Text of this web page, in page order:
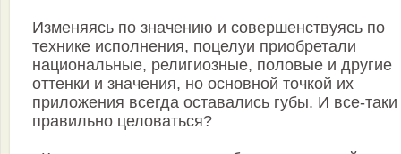
Изменяясь по значению и совершенствуясь по
технике исполнения, поцелуи приобретали
национальные, религиозные, половые и другие
оттенки и значения, но основной точкой их
приложения всегда оставались губы. И все-таки
правильно целоваться?